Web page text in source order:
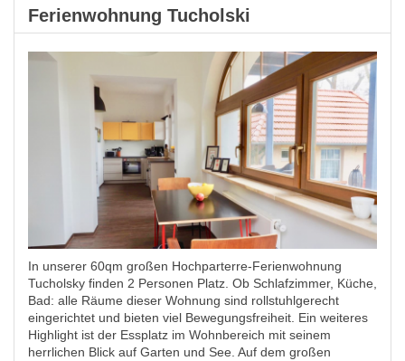
Ferienwohnung Tucholski
In unserer 60qm großen Hochparterre-Ferienwohnung
Tucholsky finden 2 Personen Platz. Ob Schlafzimmer, Küche,
Bad: alle Räume dieser Wohnung sind rollstuhlgerecht
eingerichtet und bieten viel Bewegungsfreiheit. Ein weiteres
Highlight ist der Essplatz im Wohnbereich mit seinem
herrlichen Blick auf Garten und See. Auf dem großen